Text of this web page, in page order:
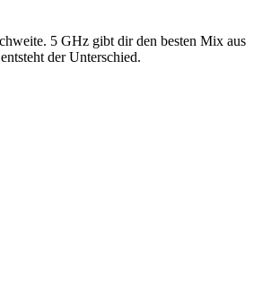
5 GHz gibt dir den besten Mix aus
der Unterschied.